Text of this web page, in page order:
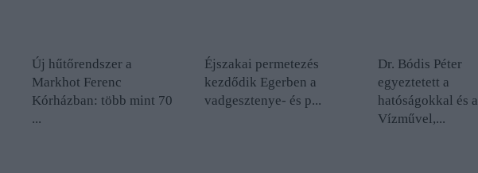
Új hűtőrendszer a
Markhot Ferenc
Kórházban: több mint 70
...
Éjszakai permetezés
kezdődik Egerben a
vadgesztenye- és p...
Dr. Bódis Péter
egyeztetett a
hatóságokkal és a
Vízművel,...